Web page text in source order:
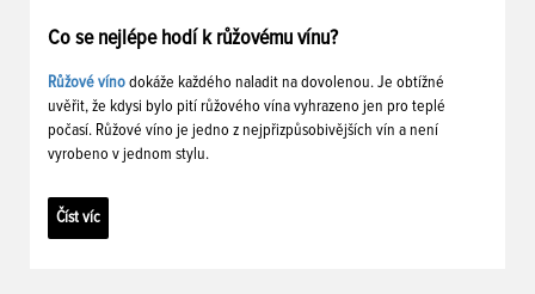
Co se nejlépe hodí k růžovému vínu?
Růžové víno dokáže každého naladit na dovolenou. Je obtížné
uvěřit, že kdysi bylo pití růžového vína vyhrazeno jen pro teplé
počasí. Růžové víno je jedno z nejpřizpůsobivějších vín a není
vyrobeno v jednom stylu.
Číst víc